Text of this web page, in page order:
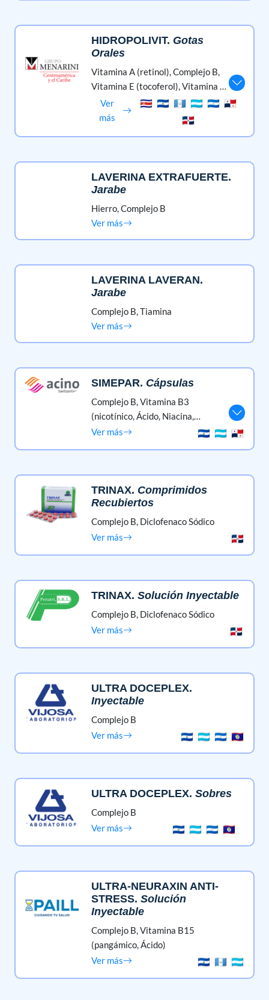
HIDROPOLIVIT. Gotas
Orales
Vitamina A (retinol),Complejo B,
Vitamina E (tocoferol),Vitamina D,
Vitamina C (ácido Ascórbico)
Ver
más
LAVERINA EXTRAFUERTE.
Jarabe
Hierro,Complejo B
Ver más
LAVERINA LAVERAN.
Jarabe
Complejo B,Tiamina
Ver más
SIMEPAR. Cápsulas
Complejo B,Vitamina B3
(nicotínico, Ácido, Niacina,
Niacinamida, Nicotinamida),
Ver más
TRINAX. Comprimidos
Recubiertos
Complejo B, Diclofenaco Sódico
Ver más
TRINAX.Solución Inyectable
Complejo B, Diclofenaco Sódico
Ver más
ULTRA DOCEPLEX.
Inyectable
Complejo B
Ver más
ULTRA DOCEPLEX.Sobres
Complejo B
Ver más
ULTRA-NEURAXIN ANTI-
STRESS.Solución
Inyectable
Complejo B,Vitamina B15
(pangámico, Ácido)
Ver más